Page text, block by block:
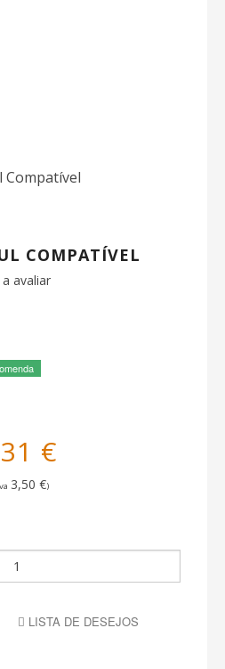
COMPATÍVEL
avaliar
€
3,50 €)
LISTA DE DESEJOS